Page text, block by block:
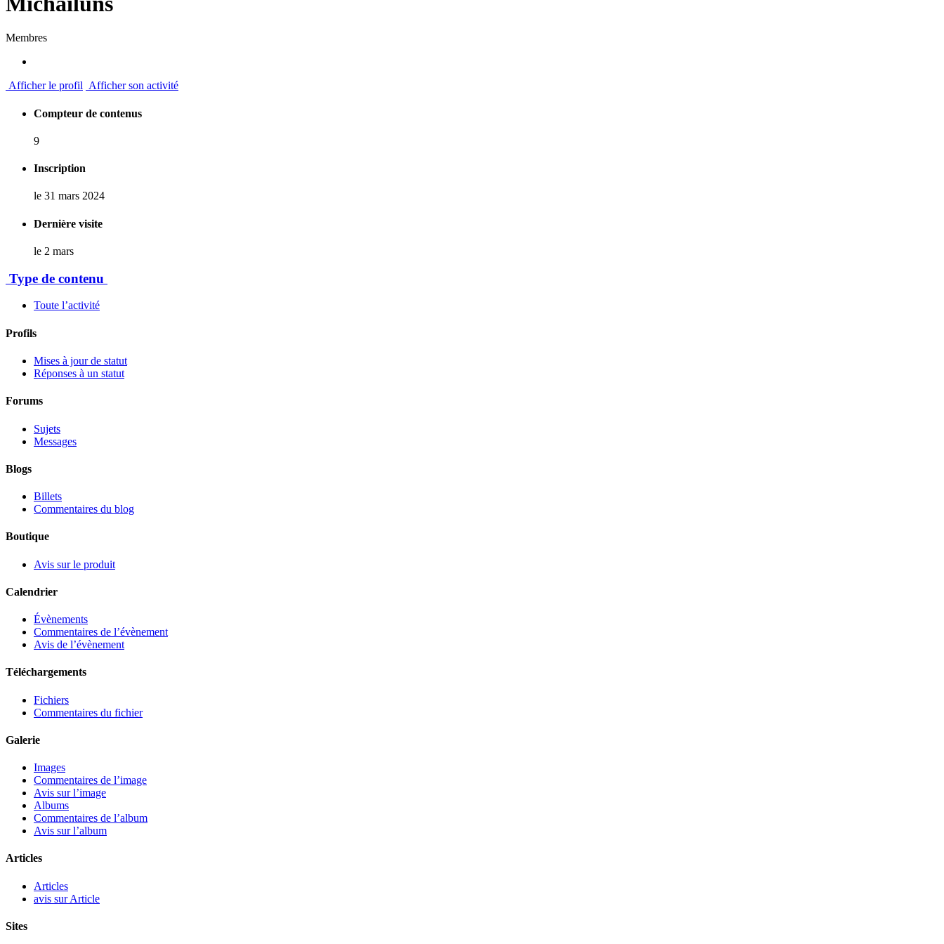
Membres
Afficher le profil Afficher son activité
Compteur de contenus
9
Inscription
le 31 mars 2024
Dernière visite
le 2 mars
Type de contenu
Toute l’activité
Profils
Mises à jour de statut
Réponses à un statut
Forums
Sujets
Messages
Blogs
Billets
Commentaires du blog
Boutique
Avis sur le produit
Calendrier
Évènements
Commentaires de l’évènement
Avis de l’évènement
Téléchargements
Fichiers
Commentaires du fichier
Galerie
Images
Commentaires de l’image
Avis sur l’image
Albums
Commentaires de l’album
Avis sur l’album
Articles
Articles
avis sur Article
Sites